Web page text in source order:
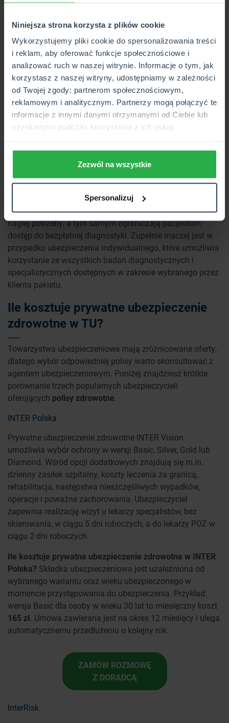
Niniejsza strona korzysta z plików cookie
Wykorzystujemy pliki cookie do spersonalizowania treści
i reklam, aby oferować funkcje społecznościowe i
analizować ruch w naszej witrynie. Informacje o tym, jak
korzystasz z naszej witryny, udostępniamy w zależności
od Twojej zgody: partnerom społecznościowym,
reklamowym i analitycznym. Partnerzy mogą połączyć te
informacje z innymi danymi otrzymanymi od Ciebie lub
uzyskanymi podczas korzystania z ich usług.
Zezwól na wszystkie
Spersonalizuj
Warto również wspomnieć o tym, że wramach
ubezpieczenia zdrowotnego w NFZ nie wykonasz
specjalistycznych badań bez skierowania. Oznacza to, że
w celu wykonania rezonansu magnetycznego lub
tomografii komputerowej musisz najpierw ustawić się w
kolejce po skierowanie, a następnie umówić się na samo
badanie i cierpliwie czekać na wyznaczony termin.
Wykupienie ubezpieczenia zdrowotnegow jednym z
towarzystw to więc nie tylko sposób na skrócenie czasu
skierowania.
Przykładowo, w ramach NFZ kobiety mogą wykonywać
cytologię raz na 1-2 lata. Nie mówiąc już o tym, że
niektórzy lekarze niechętnie wypisują skierowania bez
nagłej potrzeby, a tym samym ograniczają pacjentom
dostęp do bezpłatnej diagnostyki. Zupełnie inaczej jest w
przypadku ubezpieczenia indywidualnego, które umożliwia
korzystanie ze wszystkich badań diagnostycznych i
specjalistycznych dostępnych w zakresie wybranego przez
klienta pakietu.
Ile kosztuje prywatne ubezpieczenie
zdrowotne w TU?
Towarzystwa ubezpieczeniowe mają zróżnicowane oferty,
dlatego wybór odpowiedniej polisy warto skonsultować z
agentem ubezpieczeniowym. Poniżej znajdziesz krótkie
porównanie trzech popularnych ubezpieczycieli
oferujących polisy zdrowotne.
INTER Polska
Prywatne ubezpieczenie zdrowotne INTER Vision
umożliwia wybór ochrony w wersji Basic, Silver, Gold lub
Diamond. Wśród opcji dodatkowych znajdują się m.in.
dzienny zasiłek szpitalny, koszty leczenia za granicą,
rehabilitacja, następstwa nieszczęśliwych wypadków,
operacje i poważne zachorowania. Ubezpieczyciel
zapewnia realizację wizyt u lekarzy specjalistów, bez
skierowania, w ciągu 5 dni roboczych, a do lekarzy POZ w
ciągu 2 dni roboczych.
Ile kosztuje prywatne ubezpieczenie zdrowotne w INTER
Polska? Składka ubezpieczeniowa jest uzależniona od
wybranego wariantu oraz wieku ubezpieczonego w
momencie przystępowania do ubezpieczenia. Przykład:
wersja Basic dla osoby w wieku 30 lat to miesięczny koszt
165 zł. Umowa zawierana jest na okres 12 miesięcy i ulega
automatycznemu przedłużeniu o kolejny rok.
ZAMÓW ROZMOWĘ
Z DORADCĄ
InterRisk